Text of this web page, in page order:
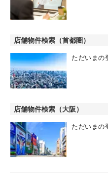
店舗物件検索（首都圏）
ただいまの
店舗物件検索（大阪）
ただいまの